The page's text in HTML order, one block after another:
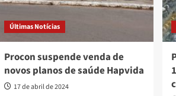
Últimas Notícias
Procon suspende venda de
novos planos de saúde Hapvida
17 de abril de 2024